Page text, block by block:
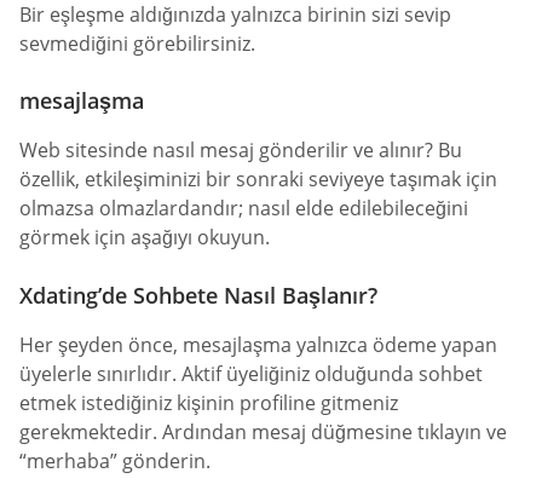
Bir eşleşme aldığınızda yalnızca birinin sizi sevip
sevmediğini görebilirsiniz.
mesajlaşma
Web sitesinde nasıl mesaj gönderilir ve alınır? Bu
özellik, etkileşiminizi bir sonraki seviyeye taşımak için
olmazsa olmazlardandır; nasıl elde edilebileceğini
görmek için aşağıyı okuyun.
Xdating’de Sohbete Nasıl Başlanır?
Her şeyden önce, mesajlaşma yalnızca ödeme yapan
üyelerle sınırlıdır. Aktif üyeliğiniz olduğunda sohbet
etmek istediğiniz kişinin profiline gitmeniz
gerekmektedir. Ardından mesaj düğmesine tıklayın ve
“merhaba” gönderin.